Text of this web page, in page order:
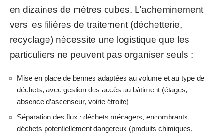
en dizaines de mètres cubes. L’acheminement
vers les filières de traitement (déchetterie,
recyclage) nécessite une logistique que les
particuliers ne peuvent pas organiser seuls :
Mise en place de bennes adaptées au volume et au type de
déchets, avec gestion des accès au bâtiment (étages,
absence d’ascenseur, voirie étroite)
Séparation des flux : déchets ménagers, encombrants,
déchets potentiellement dangereux (produits chimiques,